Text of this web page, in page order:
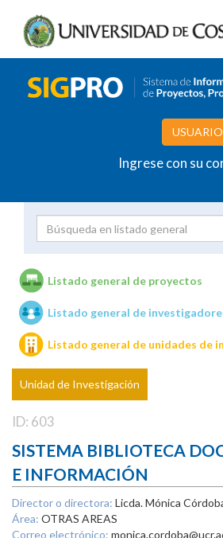
Ingrese con su
Unidades de investigación
Listado general de proyectos
Listado general de
Listado general de unidades de
Unidad de Investigación
ID: 603
SISTEMA BIBLIOTECA
E INFORMACIÓN
Director o directora: Licda. Mónica
Área: OTRAS AREAS
Correo electrónico: